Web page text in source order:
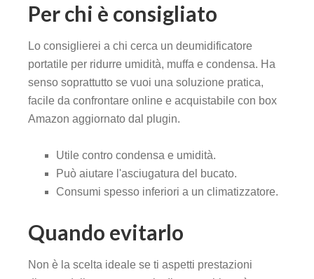
Per chi è consigliato
Lo consiglierei a chi cerca un deumidificatore
portatile per ridurre umidità, muffa e condensa. Ha
senso soprattutto se vuoi una soluzione pratica,
facile da confrontare online e acquistabile con box
Amazon aggiornato dal plugin.
Utile contro condensa e umidità.
Può aiutare l'asciugatura del bucato.
Consumi spesso inferiori a un climatizzatore.
Quando evitarlo
Non è la scelta ideale se ti aspetti prestazioni